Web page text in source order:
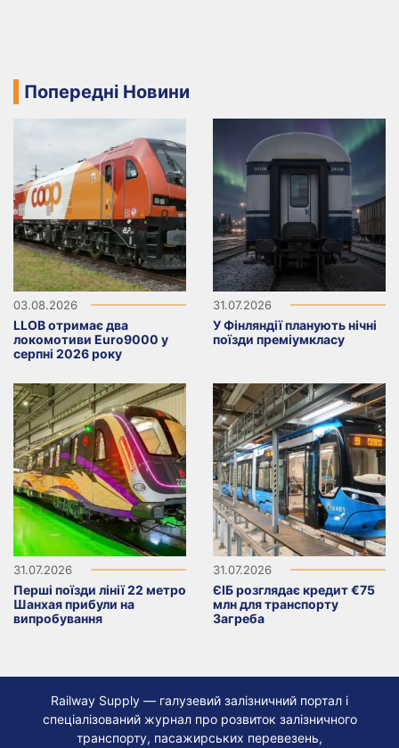
Попередні Новини
03.08.2026
LLOB отримає два
локомотиви Euro9000 у
серпні 2026 року
31.07.2026
У Фінляндії планують нічні
поїзди преміумкласу
31.07.2026
Перші поїзди лінії 22 метро
Шанхая прибули на
випробування
31.07.2026
ЄІБ розглядає кредит €75
млн для транспорту
Загреба
Railway Supply — галузевий залізничний портал і
спеціалізований журнал про розвиток залізничного
транспорту, пасажирських перевезень,